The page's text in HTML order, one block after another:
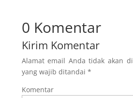
0 Komentar
Kirim Komentar
Alamat email Anda tidak akan
yang wajib ditandai *